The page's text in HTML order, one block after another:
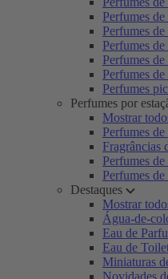
Perfumes
Perfumes de
Perfumes
Perfumes
Perfumes
Perfumes
Perfumes por
Mostrar
Perfumes
Fragrâncias
Perfumes
Perfumes
Destaques
Mostrar
Água-de-
Eau de
Eau de
Miniaturas
Novidades